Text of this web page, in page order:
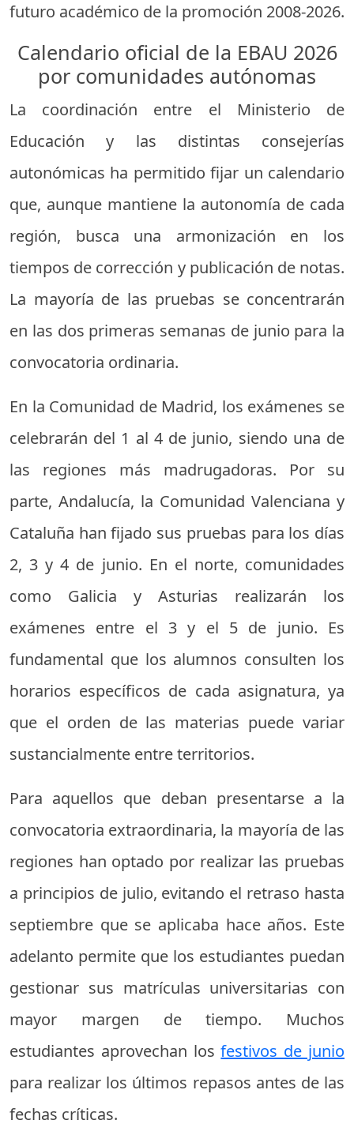
futuro académico de la promoción 2008-2026.
Calendario oficial de la EBAU 2026
por comunidades autónomas
La coordinación entre el Ministerio de
Educación y las distintas consejerías
autonómicas ha permitido fijar un calendario
que, aunque mantiene la autonomía de cada
región, busca una armonización en los
tiempos de corrección y publicación de notas.
La mayoría de las pruebas se concentrarán
en las dos primeras semanas de junio para la
convocatoria ordinaria.
En la Comunidad de Madrid, los exámenes se
celebrarán del 1 al 4 de junio, siendo una de
las regiones más madrugadoras. Por su
parte, Andalucía, la Comunidad Valenciana y
Cataluña han fijado sus pruebas para los días
2, 3 y 4 de junio. En el norte, comunidades
como Galicia y Asturias realizarán los
exámenes entre el 3 y el 5 de junio. Es
fundamental que los alumnos consulten los
horarios específicos de cada asignatura, ya
que el orden de las materias puede variar
sustancialmente entre territorios.
Para aquellos que deban presentarse a la
convocatoria extraordinaria, la mayoría de las
regiones han optado por realizar las pruebas
a principios de julio, evitando el retraso hasta
septiembre que se aplicaba hace años. Este
adelanto permite que los estudiantes puedan
gestionar sus matrículas universitarias con
mayor margen de tiempo. Muchos
estudiantes aprovechan losfestivos de junio
para realizar los últimos repasos antes de las
fechas críticas.